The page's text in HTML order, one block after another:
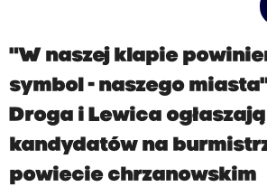
"W naszej klapie
symbol - naszego
Droga i Lewica
kandydatów na
powiecie chrzanowskim